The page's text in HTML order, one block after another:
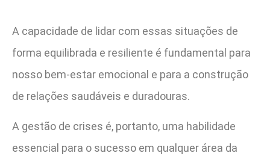
A capacidade de lidar com essas situações de
forma equilibrada e resiliente é fundamental para
nosso bem-estar emocional e para a construção
de relações saudáveis e duradouras.
A gestão de crises é, portanto, uma habilidade
essencial para o sucesso em qualquer área da